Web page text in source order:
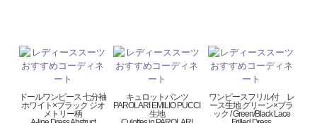
ドールワンピース 七分袖
ホワイト×ブラック ジオ
メトリー柄
キュロットパンツ
PAROLARI EMILIO PUCCI
生地
ワンピースフリル付 レ
ース生地 グリーン×ブラ
ック / Green/Black Lace